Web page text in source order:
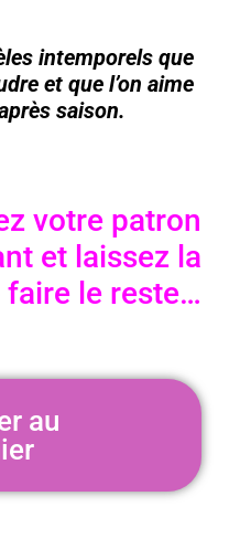
intemporels que
et que l’on aime
saison.
votre patron
et laissez la
faire le reste…
au